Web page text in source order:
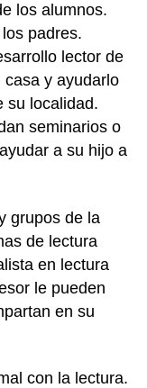
los alumnos.
padres.
lector de
y ayudarlo
su localidad.
seminarios o
a su hijo a
grupos de la
de lectura
en lectura
le pueden
en su
con la lectura.